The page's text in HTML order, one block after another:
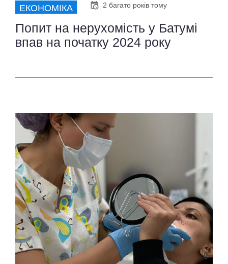
ЕКОНОМІКА 2 багато років тому
Попит на нерухомість у Батумі
впав на початку 2024 року